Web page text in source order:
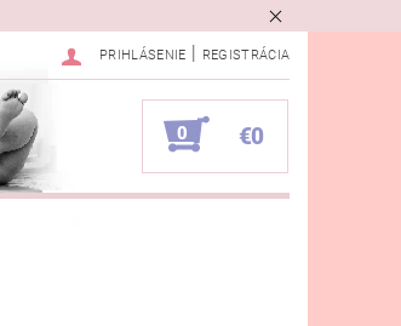
PRIHLÁSENIE REGISTRÁCIA
0 €0